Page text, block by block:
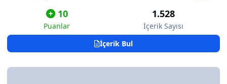
10
Puanlar
1.528
İçerik Sayısı
İçerik Bul